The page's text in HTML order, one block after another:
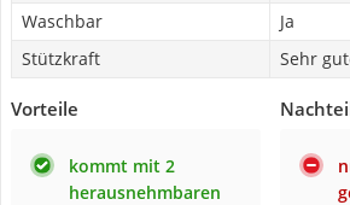
Waschbar
Ja
Stützkraft
Sehr
Vorteile
kommt mit 2
herausnehmbaren